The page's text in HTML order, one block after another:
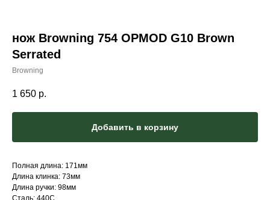
нож Browning 754 OPMOD G10 Brown
Serrated
Browning
1 650 р.
Добавить в корзину
Полная длина: 171мм
Длина клинка: 73мм
Длина ручки: 98мм